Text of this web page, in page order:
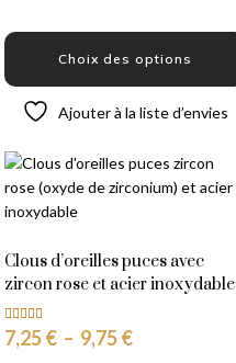
Choix des options
Ajouter à la liste d’envies
Clous d’oreilles puces avec
zircon rose et acier inoxydable
Note
5.00
7,25€ – 9,75€